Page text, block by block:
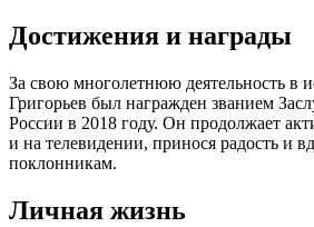
Достижения и награды
За свою многолетнюю деятельность в
Григорьев был награжден званием
России в 2018 году. Он продолжает
и на телевидении, принося радость и
поклонникам.
Личная жизнь